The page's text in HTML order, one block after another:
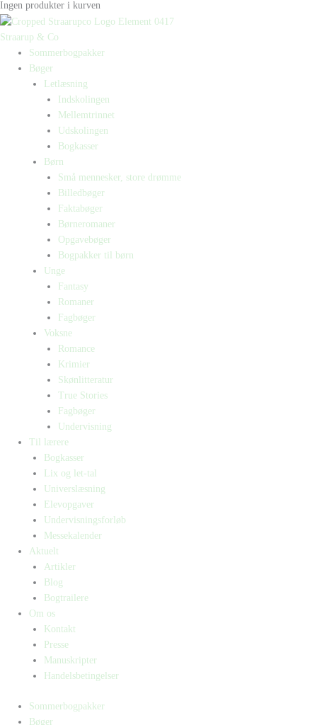
Ingen produkter i kurven
Straarup & Co
Sommerbogpakker
Bøger
Letlæsning
Indskolingen
Mellemtrinnet
Udskolingen
Bogkasser
Børn
Små mennesker, store drømme
Billedbøger
Faktabøger
Børneromaner
Opgavebøger
Bogpakker til børn
Unge
Fantasy
Romaner
Fagbøger
Voksne
Romance
Krimier
Skønlitteratur
True Stories
Fagbøger
Undervisning
Til lærere
Bogkasser
Lix og let-tal
Universlæsning
Elevopgaver
Undervisningsforløb
Messekalender
Aktuelt
Artikler
Blog
Bogtrailere
Om os
Kontakt
Presse
Manuskripter
Handelsbetingelser
Sommerbogpakker
Bøger